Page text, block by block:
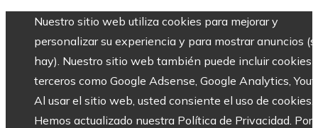
Nuestro sitio web utiliza cookies para mejorar y
personalizar su experiencia y para mostrar anuncios
hay). Nuestro sitio web también puede incluir cookies
terceros como Google Adsense, Google Analytics,
Al usar el sitio web, usted consiente el uso de cookies.
Hemos actualizado nuestra Política de Privacidad. Por